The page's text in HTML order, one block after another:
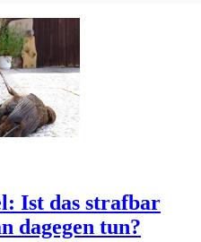
Ist das strafbar
dagegen tun?